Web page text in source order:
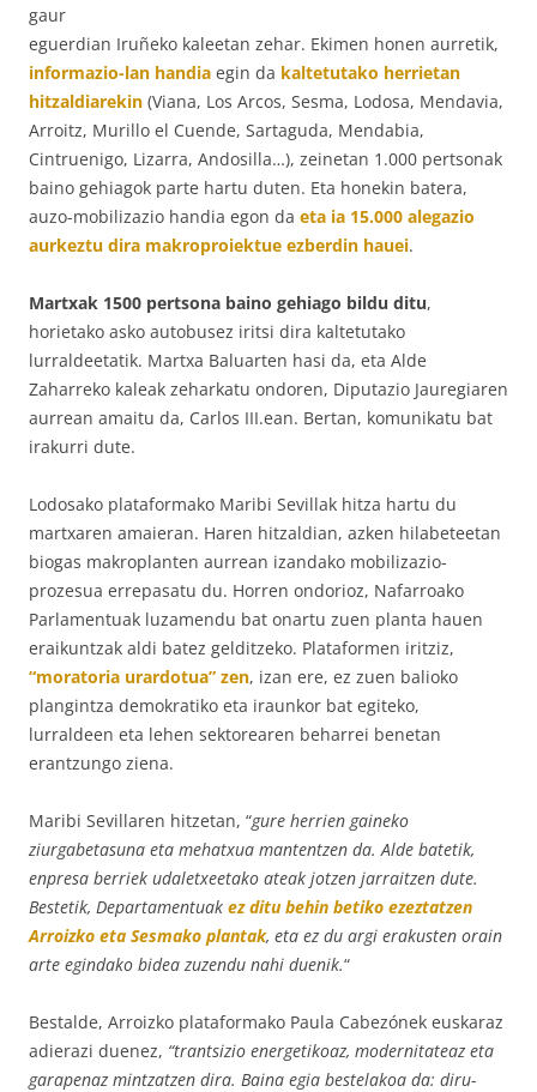
gaur
eguerdian Iruñeko kaleetan zehar. Ekimen honen aurretik,
informazio-lan handia egin da kaltetutako herrietan
hitzaldiarekin (Viana, Los Arcos, Sesma, Lodosa, Mendavia,
Arroitz, Murillo el Cuende, Sartaguda, Mendabia,
Cintruenigo, Lizarra, Andosilla…), zeinetan 1.000 pertsonak
baino gehiagok parte hartu duten. Eta honekin batera,
auzo-mobilizazio handia egon da eta ia 15.000 alegazio
aurkeztu dira makroproiektue ezberdin hauei.
Martxak 1500 pertsona baino gehiago bildu ditu,
horietako asko autobusez iritsi dira kaltetutako
lurraldeetatik. Martxa Baluarten hasi da, eta Alde
Zaharreko kaleak zeharkatu ondoren, Diputazio Jauregiaren
aurrean amaitu da, Carlos III.ean. Bertan, komunikatu bat
irakurri dute.
Lodosako plataformako Maribi Sevillak hitza hartu du
martxaren amaieran. Haren hitzaldian, azken hilabeteetan
biogas makroplanten aurrean izandako mobilizazio-
prozesua errepasatu du. Horren ondorioz, Nafarroako
Parlamentuak luzamendu bat onartu zuen planta hauen
eraikuntzak aldi batez gelditzeko. Plataformen iritziz,
“moratoria urardotua” zen, izan ere, ez zuen balioko
plangintza demokratiko eta iraunkor bat egiteko,
lurraldeen eta lehen sektorearen beharrei benetan
erantzungo ziena.
Maribi Sevillaren hitzetan, “gure herrien gaineko
ziurgabetasuna eta mehatxua mantentzen da. Alde batetik,
enpresa berriek udaletxeetako ateak jotzen jarraitzen dute.
Bestetik, Departamentuak ez ditu behin betiko ezeztatzen
Arroizko eta Sesmako plantak, eta ez du argi erakusten orain
arte egindako bidea zuzendu nahi duenik.“
Bestalde, Arroizko plataformako Paula Cabezónek euskaraz
adierazi duenez, “trantsizio energetikoaz, modernitateaz eta
garapenaz mintzatzen dira. Baina egia bestelakoa da: diru-